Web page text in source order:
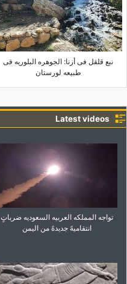
نبع قلقل فی أزنا: الجوهره البلوریه فی
طبیعه لورستان
Latest videos
تواجه المملکه العربیه السعودیه ضرباتٍ
انتقامیهً جدیدهً من الیمن